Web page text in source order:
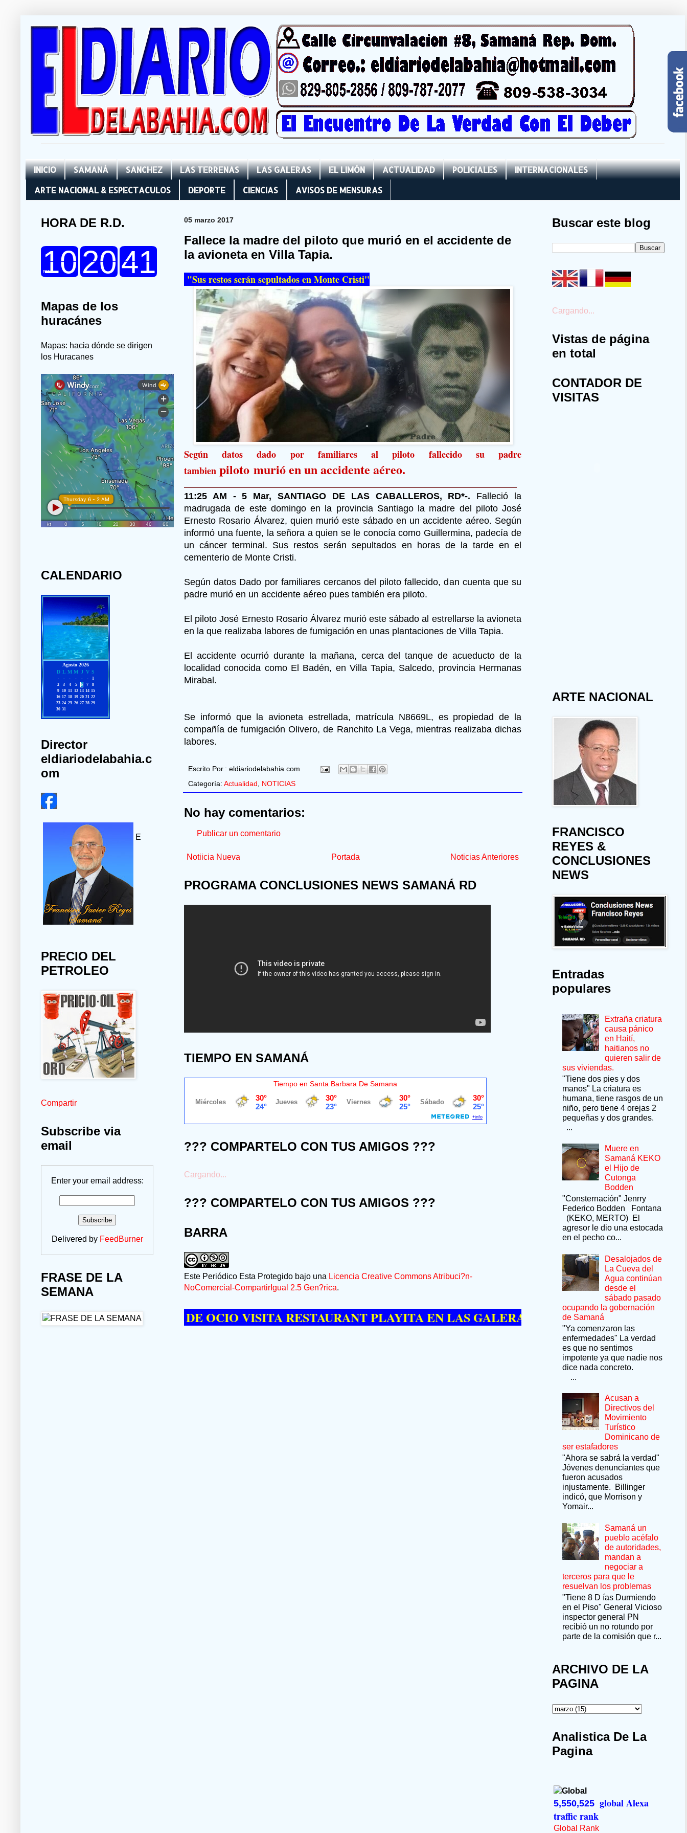
INICIO SAMANÁ SANCHEZ LAS TERRENAS LAS GALERAS EL LIMÓN ACTUALIDAD POLICIALES
INTERNACIONALES
ARTE NACIONAL & ESPECTACULOS
DEPORTE CIENCIAS AVISOS DE MENSURAS
05 marzo 2017
Fallece la madre del piloto que murió en el accidente de
la avioneta en Villa Tapia.
"Sus restos serán sepultados en Monte Cristi"
Según datos dado por familiares al piloto fallecido su padre
tambien piloto murió en un accidente aéreo.
11:25 AM - 5 Mar, SANTIAGO DE LAS CABALLEROS, RD*-. Falleció la
madrugada de este domingo en la provincia Santiago la madre del piloto José
Ernesto Rosario Álvarez, quien murió este sábado en un accidente aéreo. Según
informó una fuente, la señora a quien se le conocía como Guillermina, padecía de
un cáncer terminal. Sus restos serán sepultados en horas de la tarde en el
cementerio de Monte Cristi.
Según datos Dado por familiares cercanos del piloto fallecido, dan cuenta que su
padre murió en un accidente aéreo pues también era piloto.
El piloto José Ernesto Rosario Álvarez murió este sábado al estrellarse la avioneta
en la que realizaba labores de fumigación en unas plantaciones de Villa Tapia.
El accidente ocurrió durante la mañana, cerca del tanque de acueducto de la
localidad conocida como El Badén, en Villa Tapia, Salcedo, provincia Hermanas
Mirabal.
Se informó que la avioneta estrellada, matrícula N8669L, es propiedad de la
compañía de fumigación Olivero, de Ranchito La Vega, mientras realizaba dichas
labores.
Escrito Por.: eldiariodelabahia.com
Categoría: Actualidad NOTICIAS
No hay comentarios:
Publicar un comentario
Notiicia Nueva Noticias Anteriores
Portada
PROGRAMA CONCLUSIONES NEWS SAMANÁ RD
TIEMPO EN SAMANÁ
Tiempo en Santa Barbara De Samana
??? COMPARTELO CON TUS AMIGOS ???
Cargando...
??? COMPARTELO CON TUS AMIGOS ???
BARRA
Este Periódico Esta Protegido bajo una Licencia Creative Commons Atribuci?n-
NoComercial-CompartirIgual 2.5 Gen?rica.
PASAR UN MOMENTO DE OCIO VISITA RESTAURANT PLAYITA EN LAS GALERA --SÍ QUIERE PASAR UN
HORA DE R.D.
Mapas de los
huracánes
Mapas: hacia dónde se dirigen
los Huracanes
CALENDARIO
Director
eldiariodelabahia.c
om
E
PRECIO DEL
PETROLEO
Compartir
Subscribe via
email
Enter your email address:
Delivered by FeedBurner
FRASE DE LA
SEMANA
Buscar este blog
Cargando...
Vistas de página
en total
CONTADOR DE
VISITAS
ARTE NACIONAL
FRANCISCO
REYES &
CONCLUSIONES
NEWS
Entradas
populares
Extraña criatura
causa pánico
en Haití,
haitianos no
quieren salir de
sus viviendas.
"Tiene dos pies y dos
manos" La criatura es
humana, tiene rasgos de un
niño, pero tiene 4 orejas 2
pequeñas y dos grandes.
...
Muere en
Samaná KEKO
el Hijo de
Cutonga
Bodden
"Consternación" Jenrry
Federico Bodden Fontana
(KEKO, MERTO) El
agresor le dio una estocada
en el pecho co...
Desalojados de
La Cueva del
Agua continúan
desde el
sábado pasado
ocupando la gobernación
de Samaná
"Ya comenzaron las
enfermedades" La verdad
es que no sentimos
impotente ya que nadie nos
dice nada concreto.
...
Acusan a
Directivos del
Movimiento
Turístico
Dominicano de
ser estafadores
"Ahora se sabrá la verdad"
Jóvenes denunciantes que
fueron acusados
injustamente. Billinger
indicó, que Morrison y
Yomair...
Samaná un
pueblo acéfalo
de autoridades,
mandan a
negociar a
terceros para que le
resuelvan los problemas
"Tiene 8 D ías Durmiendo
en el Piso" General Vicioso
inspector general PN
recibió un no rotundo por
parte de la comisión que r...
ARCHIVO DE LA
PAGINA
Analistica De La
Pagina
5,550,525 global Alexa
traffic rank
Global Rank